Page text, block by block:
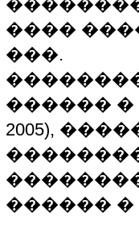
����
���.
������ �
2005),
����������
������ �